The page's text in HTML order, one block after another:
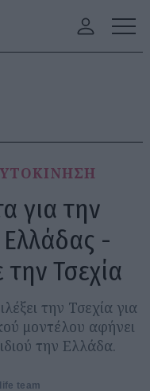
για την
Ελλάδας -
Τσεχία
την Τσεχία για
μοντέλου αφήνει
την Ελλάδα.
team